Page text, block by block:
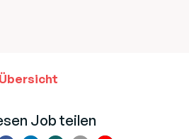
Job teilen